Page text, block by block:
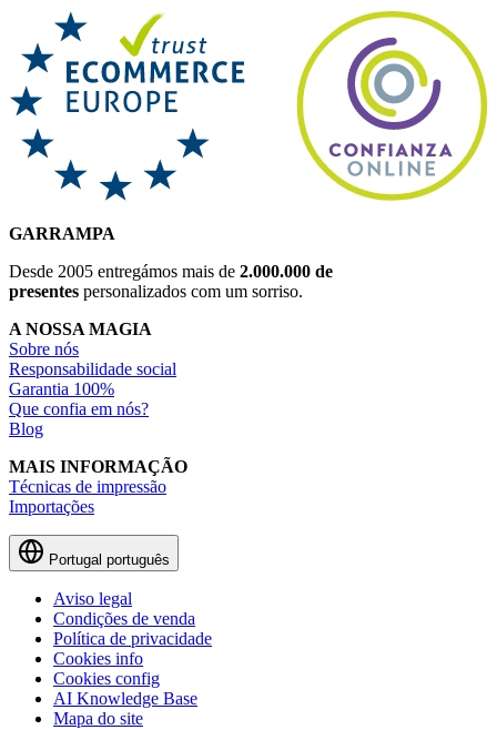
GARRAMPA
Desde 2005 entregámos mais de 2.000.000 de
presentes personalizados com um sorriso.
A NOSSA MAGIA
Sobre nós
Responsabilidade social
Garantia 100%
Que confia em nós?
Blog
MAIS INFORMAÇÃO
Técnicas de impressão
Importações
Portugal português
Aviso legal
Condições de venda
Política de privacidade
Cookies info
Cookies config
AI Knowledge Base
Mapa do site